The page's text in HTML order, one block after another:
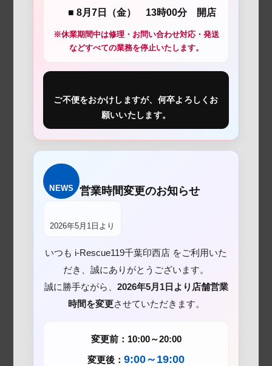
■ 8月7日（金） 13時00分 開店
※休業期間中は修理・お問い合わせ対応・発送
などすべての業務を停止いたします。
ご不便をおかけしますが、何卒よろしくお
願いいたします。
NEWS 営業時間変更のお知らせ
2026年5月1日より
いつも i-Rescue119千葉印西店 をご利用いた
だき、誠にありがとうございます。
誠に勝手ながら、 2026年5月1日より店舗営業
時間を変更させていただきます。
変更前：10:00～20:00
変更後： 9:00～19:00